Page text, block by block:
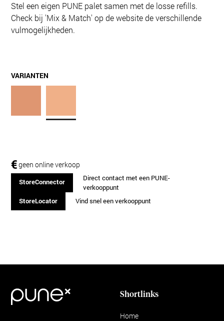
Stel een eigen PUNE palet samen met de losse refills.
Check bij 'Mix & Match' op de website de verschillende
vulmogelijkheden.
VARIANTEN
€geen online verkoop
StoreConnector
Direct contact met een PUNE-
verkooppunt
StoreLocator
Vind snel een verkooppunt
Shortlinks
Home